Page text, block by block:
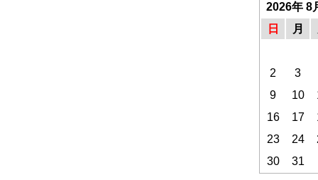
2026年 8
日
月
2
3
9
10
16
17
23
24
30
31